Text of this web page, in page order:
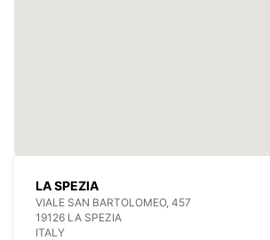
LA SPEZIA
VIALE SAN BARTOLOMEO, 457
19126 LA SPEZIA
ITALY